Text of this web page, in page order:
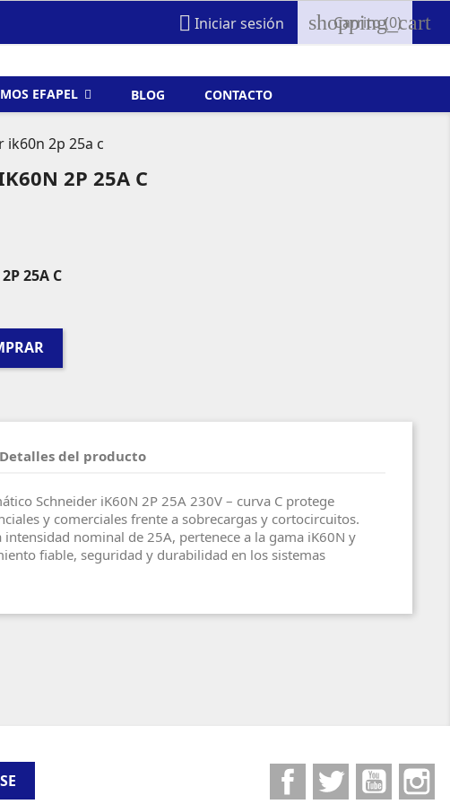
 Iniciar sesión shopping_cart
Carrito(0)
EFAPEL BLOG CONTACTO
2p 25a c
2P 25A C
25A C
Detalles del producto
Schneider iK60N 2P 25A 230V – curva C protege
y comerciales frente a sobrecargas y cortocircuitos.
intensidad nominal de 25A, pertenece a la gama iK60N y
fiable, seguridad y durabilidad en los sistemas
FacebookTwitter YouTube